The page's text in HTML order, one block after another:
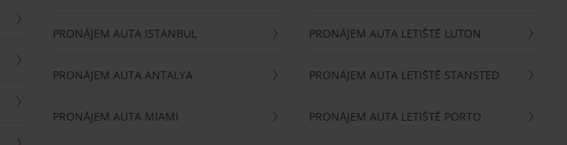
PRONÁJEM AUTA ISTANBUL
PRONÁJEM AUTA ANTALYA
PRONÁJEM AUTA MIAMI
PRONÁJEM AUTA LETIŠTĚ LUTON
PRONÁJEM AUTA LETIŠTĚ STANSTED
PRONÁJEM AUTA LETIŠTĚ PORTO